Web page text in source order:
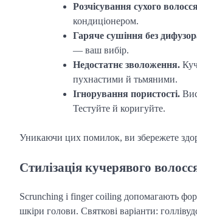
Розчісування сухого
кондиціонером.
Гаряче сушіння без
— ваш вибір.
Недостатнє зволоження.
пухнастими й тьмяними.
Ігнорування пористості.
Тестуйте й коригуйте.
Уникаючи цих помилок, ви збережете
Стилізація кучерявого
Scrunching і finger coiling допомагають
шкіри голови. Святкові варіанти: